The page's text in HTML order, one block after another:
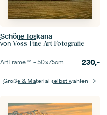
Schöne Toskana
von Voss Fine Art Fotografie
ArtFrame™ –50×75cm 230,-
Größe & Material selbst wählen